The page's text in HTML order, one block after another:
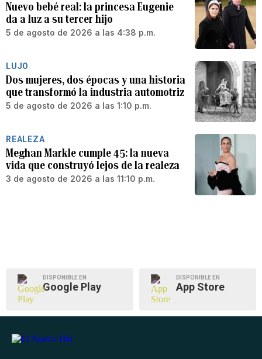
Nuevo bebé real: la princesa Eugenie
da a luz a su tercer hijo
5 de agosto de 2026 a las 4:38 p.m.
LUJO
Dos mujeres, dos épocas y una historia
que transformó la industria automotriz
5 de agosto de 2026 a las 1:10 p.m.
REALEZA
Meghan Markle cumple 45: la nueva
vida que construyó lejos de la realeza
3 de agosto de 2026 a las 11:10 p.m.
DISPONIBLE EN
Google Play
DISPONIBLE EN
App Store